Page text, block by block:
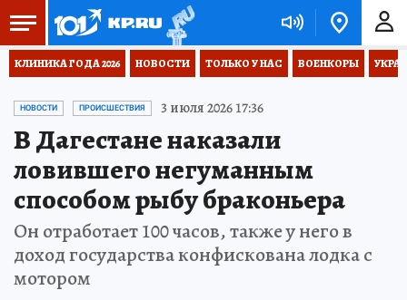
КЛИНИКА ГОДА 2026 НОВОСТИ ТОЛЬКО У НАС ВОЕНКОРЫ
НОВОСТИ ПРОИСШЕСТВИЯ 3 июля 2026 17:36
В Дагестане наказали
ловившего негуманным
способом рыбу браконьера
Он отработает 100 часов, также у него в
доход государства конфискована лодка с
мотором